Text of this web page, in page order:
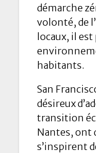
démarche
volonté, de
locaux, il
habitants.
San
désireux
transition
Nantes, ont
s’inspirent